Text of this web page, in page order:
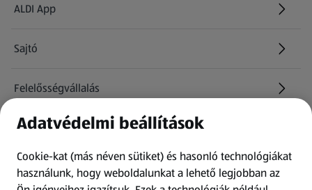
ALDI App
Sajtó
Felelősségvállalás
Információk
Kérdőív
Adatvédelmi beállítások
Cookie-kat (más néven sütiket) és hasonló technológiákat
használunk, hogy weboldalunkat a lehető legjobban az